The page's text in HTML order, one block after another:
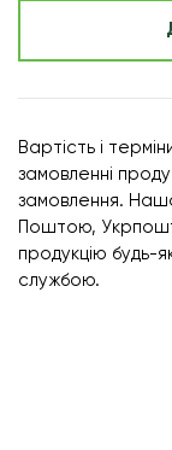
Вартість і
замовленні
замовлення.
Поштою,
продукцію
службою.